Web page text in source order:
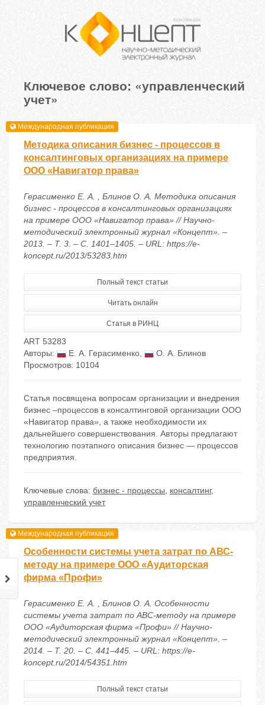
Ключевое слово: «управленческий
учет»
Международная публикация
Методика описания бизнес - процессов в
консалтинговых организациях на примере
ООО «Навигатор права»
Герасименко Е. А. , Блинов О. А. Методика описания
бизнес - процессов в консалтинговых организациях
на примере ООО «Навигатор права» // Научно-
методический электронный журнал «Концепт». –
2013. – Т. 3. – С. 1401–1405. – URL: https://e-
koncept.ru/2013/53283.htm
Полный текст статьи
Читать онлайн
Статья в РИНЦ
ART 53283
Авторы:
Е. А. Герасименко,
О. А. Блинов
Просмотров: 10104
Статья посвящена вопросам организации и внедрения
бизнес –процессов в консалтинговой организации ООО
«Навигатор права», а также необходимости их
дальнейшего совершенствования. Авторы предлагают
технологию поэтапного описания бизнес — процессов
предприятия.
Ключевые слова: бизнес - процессы, консалтинг,
управленческий учет
Международная публикация
Особенности системы учета затрат по АВС-
методу на примере ООО «Аудиторская
фирма «Профи»
Герасименко Е. А. , Блинов О. А. Особенности
системы учета затрат по АВС-методу на примере
ООО «Аудиторская фирма «Профи» // Научно-
методический электронный журнал «Концепт». –
2014. – Т. 20. – С. 441–445. – URL: https://e-
koncept.ru/2014/54351.htm
Полный текст статьи